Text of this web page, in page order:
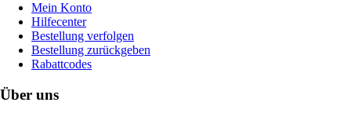
Mein Konto
Hilfecenter
Bestellung verfolgen
Bestellung zurückgeben
Rabattcodes
Über uns